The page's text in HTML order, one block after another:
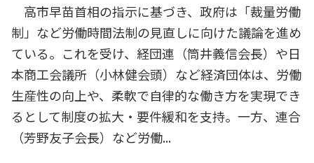
高市早苗首相の指示に基づき、政府は「裁量労働
制」など労働時間法制の見直しに向けた議論を進め
ている。これを受け、経団連（筒井義信会長）や日
本商工会議所（小林健会頭）など経済団体は、労働
生産性の向上や、柔軟で自律的な働き方を実現でき
るとして制度の拡大・要件緩和を支持。一方、連合
（芳野友子会長）など労働...